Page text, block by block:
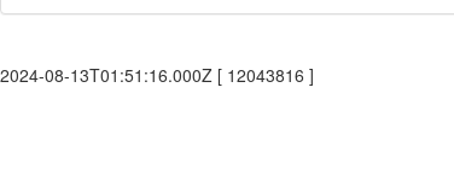
2024-08-13T01:51:16.000Z [ 12043816 ]